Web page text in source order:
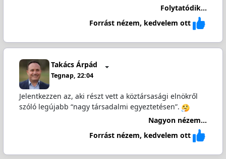
Folytatódik...
Forrást nézem, kedvelem ott
Takács Árpád
Tegnap, 22:04
Jelentkezzen az, aki részt vett a köztársasági elnökről
szóló legújabb “nagy társadalmi egyeztetésen”.
Nagyon nézem...
Forrást nézem, kedvelem ott